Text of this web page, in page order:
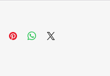
Young Living Oils and
Words to Support